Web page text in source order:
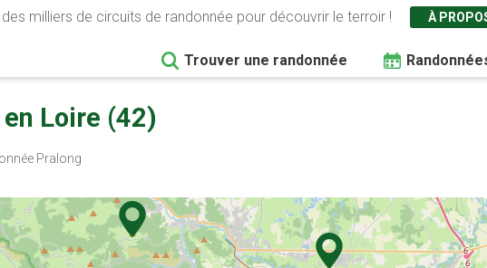
milliers de circuits de randonnée pour découvrir le terroir ! À
Trouver une randonnée
Loire (42)
Pralong